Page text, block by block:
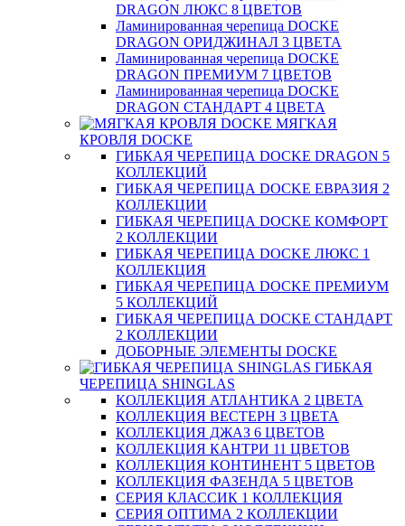
DRAGON ЛЮКС 8 ЦВЕТОВ
Ламинированная черепица DOCKE
DRAGON ОРИДЖИНАЛ 3 ЦВЕТА
Ламинированная черепица DOCKE
DRAGON ПРЕМИУМ 7 ЦВЕТОВ
Ламинированная черепица DOCKE
DRAGON СТАНДАРТ 4 ЦВЕТA
МЯГКАЯ
КРОВЛЯ DOCKE
ГИБКАЯ ЧЕРЕПИЦА DOCKE DRAGON 5
КОЛЛЕКЦИЙ
ГИБКАЯ ЧЕРЕПИЦА DOCKE ЕВРАЗИЯ 2
КОЛЛЕКЦИИ
ГИБКАЯ ЧЕРЕПИЦА DOCKE КОМФОРТ
2 КОЛЛЕКЦИИ
ГИБКАЯ ЧЕРЕПИЦА DOCKE ЛЮКС 1
КОЛЛЕКЦИЯ
ГИБКАЯ ЧЕРЕПИЦА DOCKE ПРЕМИУМ
5 КОЛЛЕКЦИЙ
ГИБКАЯ ЧЕРЕПИЦА DOCKE СТАНДАРТ
2 КОЛЛЕКЦИИ
ДОБОРНЫЕ ЭЛЕМЕНТЫ DOCKE
ГИБКАЯ
ЧЕРЕПИЦА SHINGLAS
КОЛЛЕКЦИЯ АТЛАНТИКА 2 ЦВЕТА
КОЛЛЕКЦИЯ ВЕСТЕРН 3 ЦВЕТА
КОЛЛЕКЦИЯ ДЖАЗ 6 ЦВЕТОВ
КОЛЛЕКЦИЯ КАНТРИ 11 ЦВЕТОВ
КОЛЛЕКЦИЯ КОНТИНЕНТ 5 ЦВЕТОВ
КОЛЛЕКЦИЯ ФАЗЕНДА 5 ЦВЕТОВ
СЕРИЯ КЛАССИК 1 КОЛЛЕКЦИЯ
СЕРИЯ ОПТИМА 2 КОЛЛЕКЦИИ